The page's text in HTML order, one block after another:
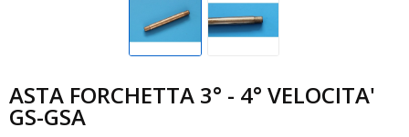
ASTA FORCHETTA 3° - 4° VELOCITA'
GS-GSA